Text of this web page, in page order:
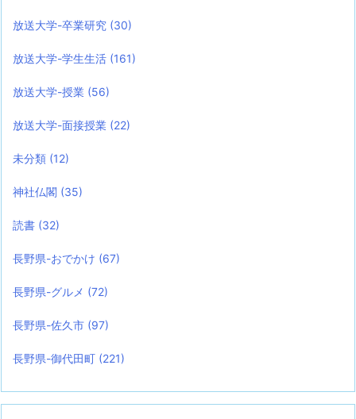
放送大学-卒業研究 (30)
放送大学-学生生活 (161)
放送大学-授業 (56)
放送大学-面接授業 (22)
未分類 (12)
神社仏閣 (35)
読書 (32)
長野県-おでかけ (67)
長野県-グルメ (72)
長野県-佐久市 (97)
長野県-御代田町 (221)